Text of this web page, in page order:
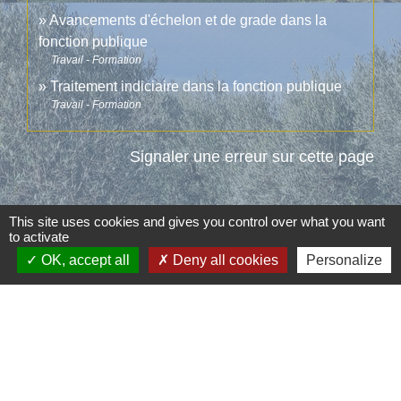
Avancements d'échelon et de grade dans la
fonction publique
Travail - Formation
Traitement indiciaire dans la fonction publique
Travail - Formation
Signaler une erreur sur cette page
Contacts
This site uses cookies and gives you control over what you want
to activate
OK, accept all
Deny all cookies Personalize